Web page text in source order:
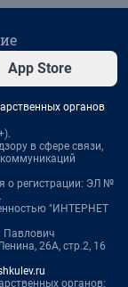
App Store
органов
в сфере связи,
о регистрации: ЭЛ №
"ИНТЕРНЕТ
Павлович
26А, стр.2, 16
органов: